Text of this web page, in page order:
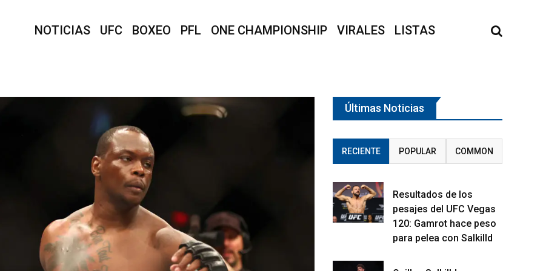
NOTICIAS UFC BOXEO PFL ONE CHAMPIONSHIP VIRALES LISTAS
Últimas Noticias
RECIENTE POPULAR COMMON
Resultados de los
pesajes del UFC Vegas
120: Gamrot hace peso
para pelea con Salkilld